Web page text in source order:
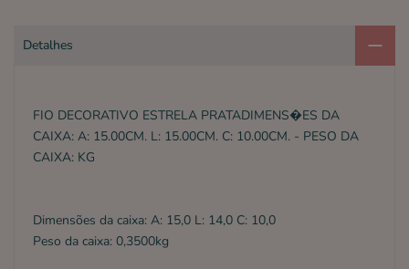
Detalhes
FIO DECORATIVO ESTRELA PRATADIMENS�ES DA
CAIXA: A: 15.00CM. L: 15.00CM. C: 10.00CM. - PESO DA
CAIXA: KG
Dimensões da caixa: A: 15,0 L: 14,0 C: 10,0
Peso da caixa: 0,3500kg